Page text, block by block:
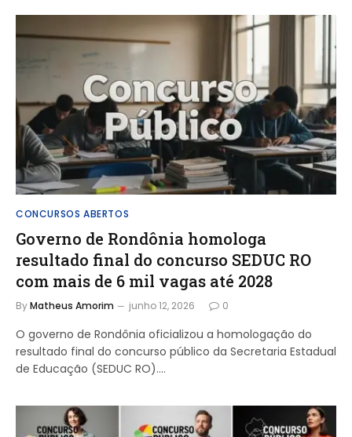
CONCURSOS ABERTOS
Governo de Rondônia homologa
resultado final do concurso SEDUC RO
com mais de 6 mil vagas até 2028
ByMatheus Amorim junho 12, 2026 0
O governo de Rondônia oficializou a homologação do
resultado final do concurso público da Secretaria Estadual
de Educação (SEDUC RO).…